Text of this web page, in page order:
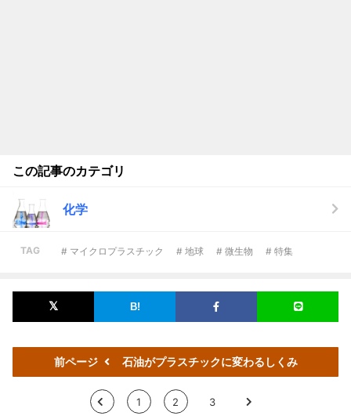
この記事のカテゴリ
化学
TAG # マイクロプラスチック # 地球 # 微生物 # 特集
前ページ 石油がプラスチックに変わるしくみ
< 1 2 3 >